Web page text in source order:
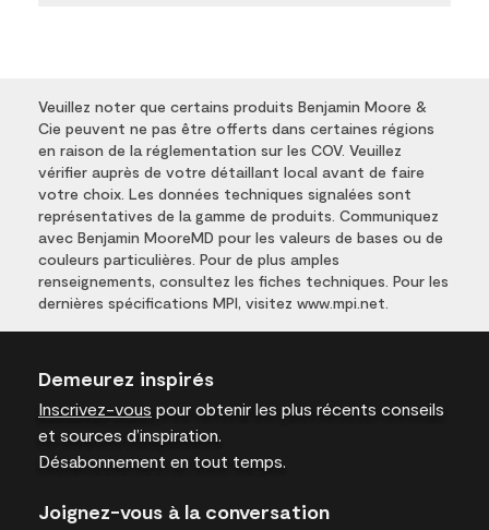
Veuillez noter que certains produits Benjamin Moore &
Cie peuvent ne pas être offerts dans certaines régions
en raison de la réglementation sur les COV. Veuillez
vérifier auprès de votre détaillant local avant de faire
votre choix. Les données techniques signalées sont
représentatives de la gamme de produits. Communiquez
avec Benjamin MooreMD pour les valeurs de bases ou de
couleurs particulières. Pour de plus amples
renseignements, consultez les fiches techniques. Pour les
dernières spécifications MPI, visitez www.mpi.net.
Demeurez inspirés
Inscrivez-vous pour obtenir les plus récents conseils
et sources d’inspiration.
Désabonnement en tout temps.
Joignez-vous à la conversation